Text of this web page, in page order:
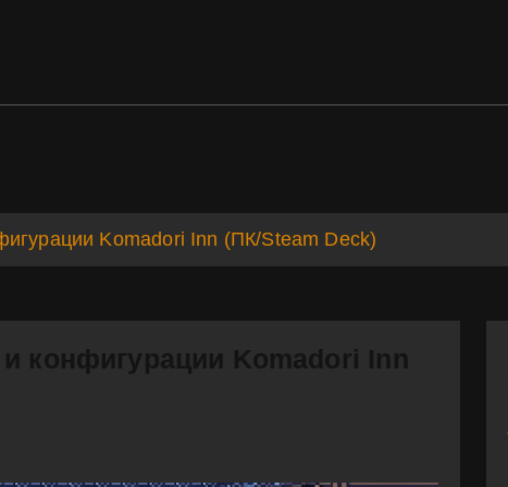
Komadori Inn (ПК/Steam Deck)
конфигурации Komadori Inn